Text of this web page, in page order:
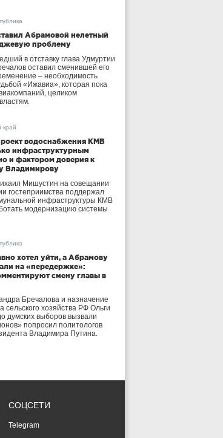
Абрамовой нелетный
проблему
в отставку глава Удмуртии
оставил сменившей его
– необходимость
«Ижавиа», которая пока
целиком
край
водоснабжения КМВ
инфраструктурным
и фактором доверия к
Владимирову
Мишустин на совещании
гостеприимства поддержал
инфраструктуры КМВ
модернизацию системы
хотел уйти, а Абрамову
на «передержке»:
смену главы в
Бречалова и назначение
сельского хозяйства РФ Ольги
думских выборов вызвали
попросил политологов
Владимира Путина.
СОЦСЕТИ
Telegram